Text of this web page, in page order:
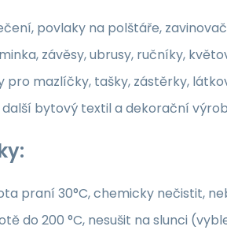
povlaky na polštáře,
závěsy, ubrusy, ručníky,
pro mazlíčky, tašky, zástěrky,
bytový textil a dekorační
praní 30°C, chemicky nečistit,
do 200 °C, nesušit na slunci